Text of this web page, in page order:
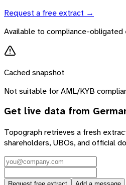
Request a free extract →
Available to compliance-obligated
Cached snapshot
Not suitable for AML/KYB
Get live data from
Topograph retrieves a fresh
shareholders, UBOs, and official